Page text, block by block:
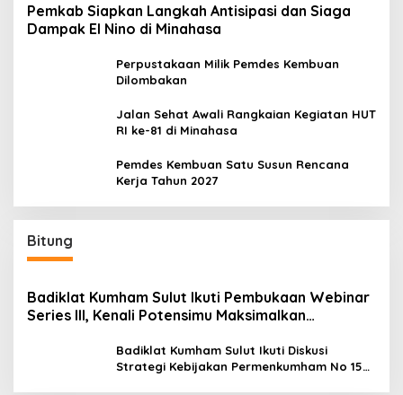
Pemkab Siapkan Langkah Antisipasi dan Siaga
Dampak El Nino di Minahasa
Perpustakaan Milik Pemdes Kembuan
Dilombakan
Jalan Sehat Awali Rangkaian Kegiatan HUT
RI ke-81 di Minahasa
Pemdes Kembuan Satu Susun Rencana
Kerja Tahun 2027
Bitung
Badiklat Kumham Sulut Ikuti Pembukaan Webinar
Series III, Kenali Potensimu Maksimalkan
Badiklat Kumham Sulut Ikuti Diskusi
Strategi Kebijakan Permenkumham No 15